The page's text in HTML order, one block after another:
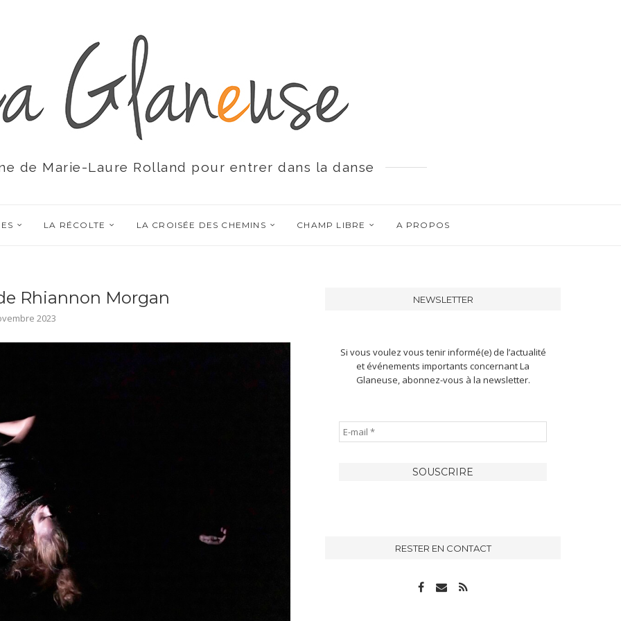
de Marie-Laure Rolland pour entrer dans la danse
LA RÉCOLTE LA CROISÉE DES CHEMINS CHAMP LIBRE A PROPOS
Rhiannon Morgan
2023
NEWSLETTER
Si vous voulez vous tenir informé(e) de l’actualité
et événements importants concernant La
Glaneuse, abonnez-vous à la newsletter.
RESTER EN CONTACT